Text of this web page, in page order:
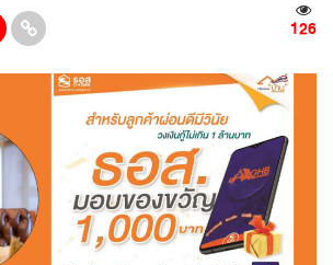
126